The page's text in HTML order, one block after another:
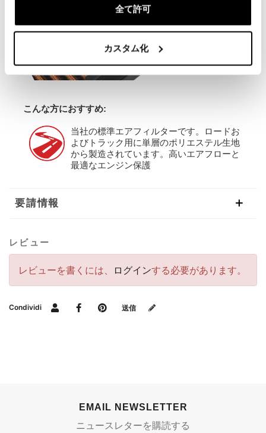
全て許可
カスタム化
こんな方におすすめ:
当社の標準エアフィルターです。ロードお
よびトラック用に単層のポリエステル生地
から製造されています。高いエアフローと
最適なエンジン保護
要請情報
レビュー
レビューを書くには、 ログインする必要があります。
Condividi 送信
EMAIL NEWSLETTER
ニュースレターを購読する